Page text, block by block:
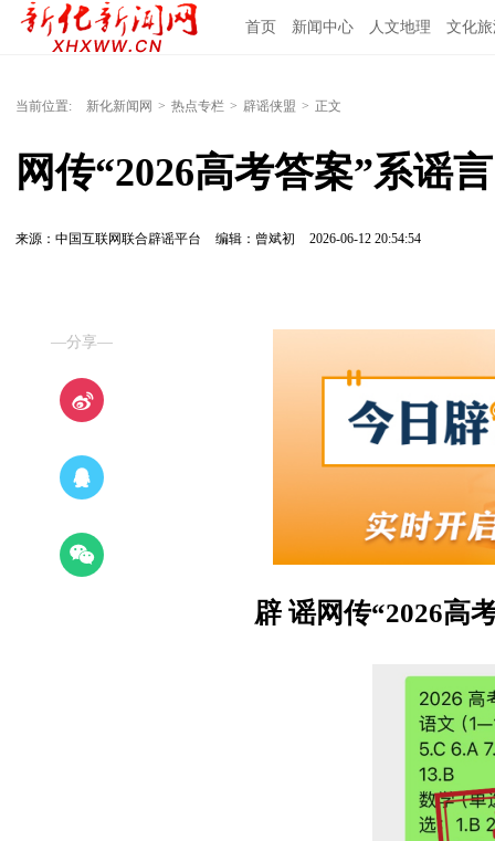
首页 新闻中心 人文地理 文化
当前位置: 新化新闻网 > 热点专栏 > 辟谣侠盟 > 正文
网传“2026高考答案”系谣言
来源：中国互联网联合辟谣平台 编辑：曾斌初 2026-06-12 20:54:54
—分享—
辟 谣网传“2026高